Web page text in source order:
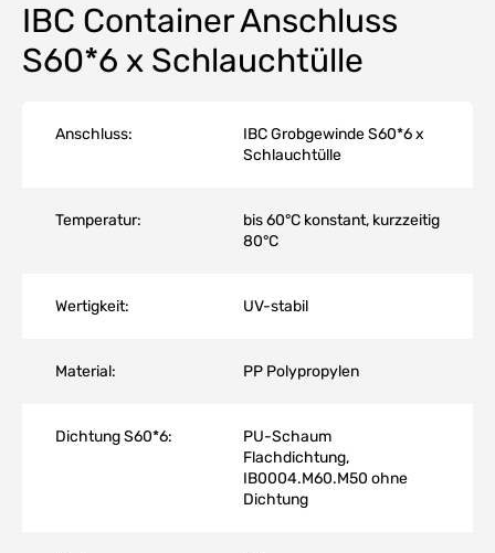
IBC Container Anschluss
S60*6 x Schlauchtülle
Anschluss:
IBC Grobgewinde S60*6 x
Schlauchtülle
Temperatur:
bis 60°C konstant, kurzzeitig
80°C
Wertigkeit: UV-stabil
Material: PP Polypropylen
Dichtung S60*6:
PU-Schaum
Flachdichtung,
IB0004.M60.M50 ohne
Dichtung